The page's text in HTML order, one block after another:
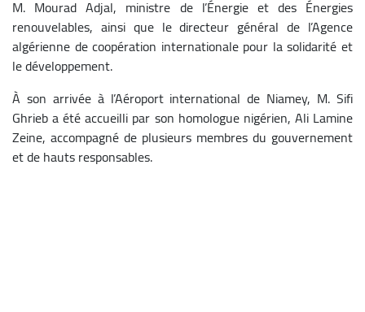
M. Mourad Adjal, ministre de l’Énergie et des Énergies
renouvelables, ainsi que le directeur général de l’Agence
algérienne de coopération internationale pour la solidarité et
le développement.
À son arrivée à l’Aéroport international de Niamey, M. Sifi
Ghrieb a été accueilli par son homologue nigérien, Ali Lamine
Zeine, accompagné de plusieurs membres du gouvernement
et de hauts responsables.